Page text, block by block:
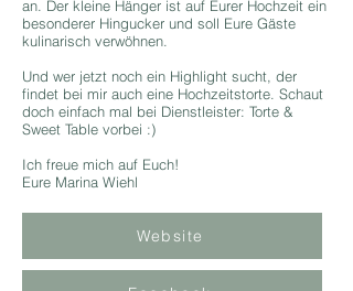
an. Der kleine Hänger ist auf Eurer Hochzeit ein
besonderer Hingucker und soll Eure Gäste
kulinarisch verwöhnen.
Und wer jetzt noch ein Highlight sucht, der
findet bei mir auch eine Hochzeitstorte. Schaut
doch einfach mal bei Dienstleister: Torte &
Sweet Table vorbei :)
Ich freue mich auf Euch!
Eure Marina Wiehl
Website